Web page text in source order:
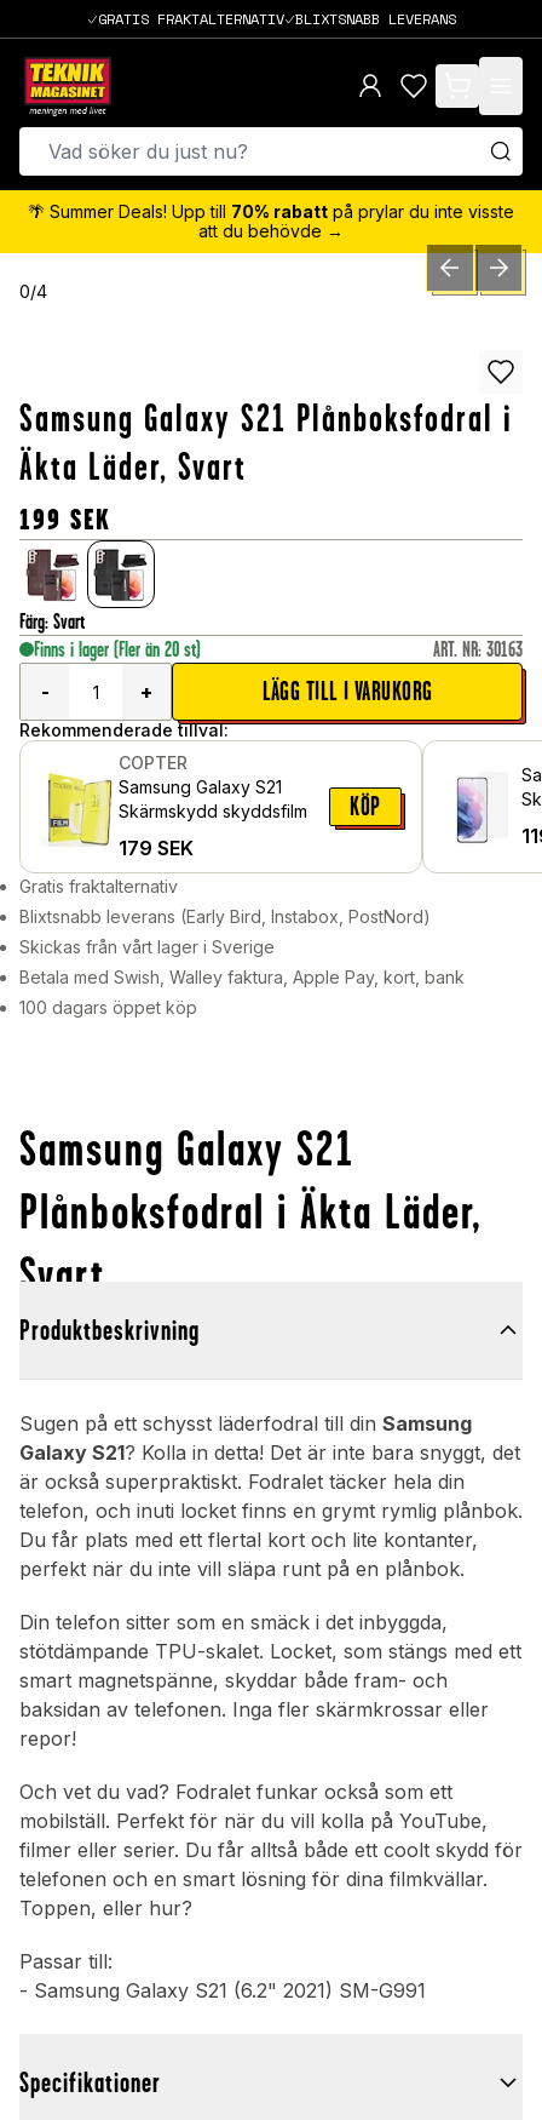
GRATIS FRAKTALTERNATIV BLIXTSNABB LEVERANS
items in cart,
🌴 Summer Deals! Upp till 70% rabatt på prylar du inte visste
att du behövde →
0/4 PREVIOUSNEXT
Samsung Galaxy S21 Plånboksfodral i
Äkta Läder, Svart
199 SEK
Färg: Svart
Finns i lager (Fler än 20 st) ART. NR: 30163
-
+ LÄGG TILL I VARUKORG
Rekommenderade tillval:
COPTER
Samsung Galaxy S21
Skärmskydd skyddsfilm
179 SEK
KÖP
Gratis fraktalternativ
Blixtsnabb leverans (Early Bird, Instabox, PostNord)
Skickas från vårt lager i Sverige
Betala med Swish, Walley faktura, Apple Pay, kort, bank
100 dagars öppet köp
Samsung Galaxy S21
Plånboksfodral i Äkta Läder,
Svart
Produktbeskrivning
Sugen på ett schysst läderfodral till din Samsung
Galaxy S21? Kolla in detta! Det är inte bara snyggt, det
är också superpraktiskt. Fodralet täcker hela din
telefon, och inuti locket finns en grymt rymlig plånbok.
Du får plats med ett flertal kort och lite kontanter,
perfekt när du inte vill släpa runt på en plånbok.
Din telefon sitter som en smäck i det inbyggda,
stötdämpande TPU-skalet. Locket, som stängs med ett
smart magnetspänne, skyddar både fram- och
baksidan av telefonen. Inga fler skärmkrossar eller
repor!
Och vet du vad? Fodralet funkar också som ett
mobilställ. Perfekt för när du vill kolla på YouTube,
filmer eller serier. Du får alltså både ett coolt skydd för
telefonen och en smart lösning för dina filmkvällar.
Toppen, eller hur?
Passar till:
- Samsung Galaxy S21 (6.2" 2021) SM-G991
Specifikationer